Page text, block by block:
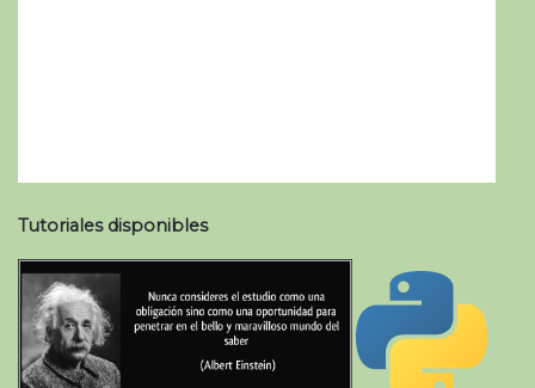
Tutoriales disponibles